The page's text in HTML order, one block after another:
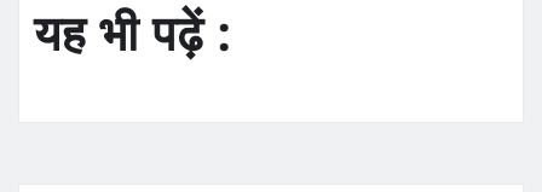
यह भी पढ़ें :